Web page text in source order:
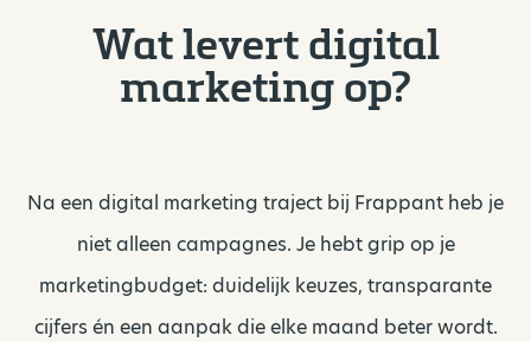
Wat levert digital
marketing op?
Na een digital marketing traject bij Frappant heb je
niet alleen campagnes. Je hebt grip op je
marketingbudget: duidelijk keuzes, transparante
cijfers én een aanpak die elke maand beter wordt.